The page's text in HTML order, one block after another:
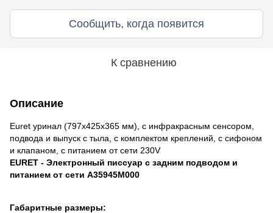
Сообщить, когда появится
К сравнению
Описание
Euret уринал (797х425х365 мм), с инфракрасным сенсором,
подвода и выпуск с тыла, с комплектом креплений, с сифоном
и клапаном, с питанием от сети 230V
EURET - Электронный писсуар с задним подводом и
питанием от сети A35945M000
Габаритные размеры: